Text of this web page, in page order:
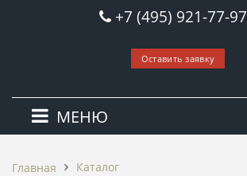
+7 (495) 921-77-97
Оставить заявку
МЕНЮ
Главная
Каталог